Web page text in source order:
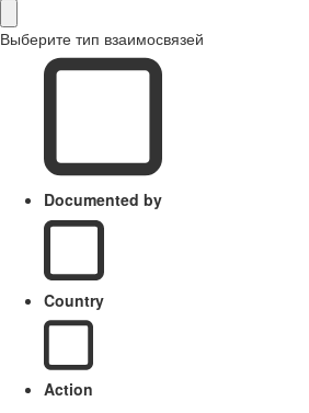
Выберите тип взаимосвязей
Documented by
Country
Action